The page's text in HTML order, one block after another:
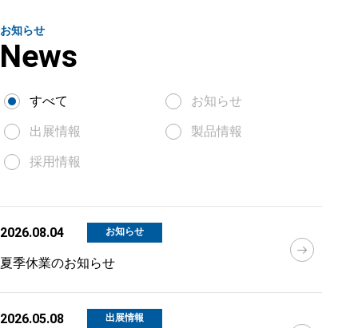
お知らせ
News
すべて お知らせ
出展情報 製品情報
採用情報
2026.08.04 お知らせ
夏季休業のお知らせ
2026.05.08 出展情報